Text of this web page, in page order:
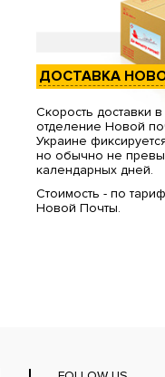
ДОСТАВКА
Скорость доставки
отделение Новой
Украине
но обычно не
календарных дней.
Стоимость - по
Новой Почты.